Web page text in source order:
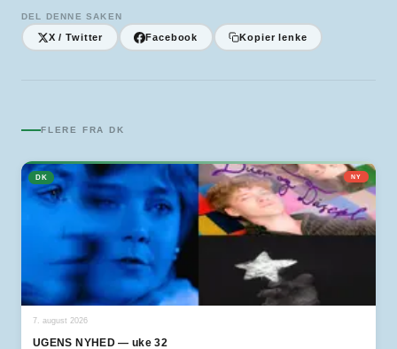
DEL DENNE SAKEN
X / Twitter Facebook Kopier lenke
FLERE FRA DK
DK NY
7. august 2026
UGENS NYHED — uke 32